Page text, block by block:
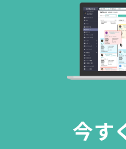
今す